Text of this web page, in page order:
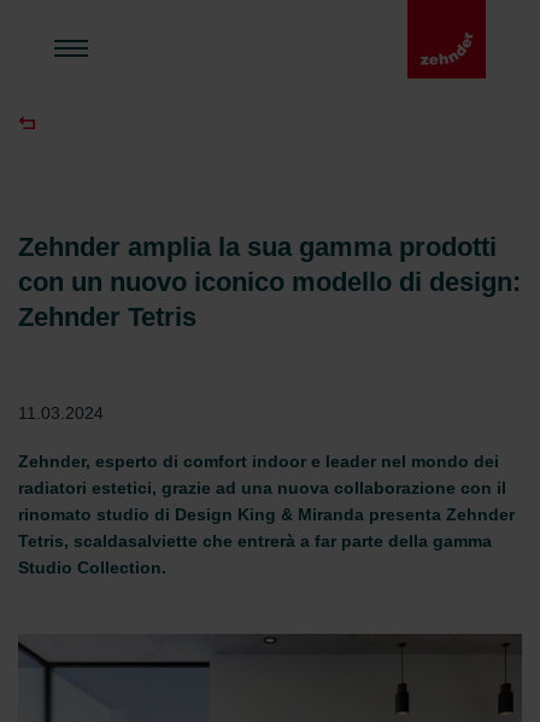
Zehnder amplia la sua gamma prodotti
con un nuovo iconico modello di design:
Zehnder Tetris
11.03.2024
Zehnder, esperto di comfort indoor e leader nel mondo dei
radiatori estetici, grazie ad una nuova collaborazione con il
rinomato studio di Design King & Miranda presenta Zehnder
Tetris, scaldasalviette che entrerà a far parte della gamma
Studio Collection.